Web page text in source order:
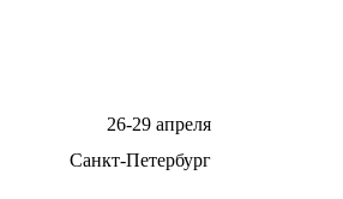
26-29 апреля
Санкт-Петербург